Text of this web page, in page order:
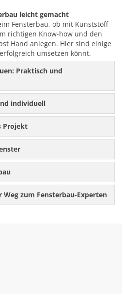
leicht gemacht
Fensterbau, ob mit Kunststoff
richtigen Know-how und den
Hand anlegen. Hier sind einige
umsetzen könnt.
Praktisch und
individuell
Projekt
Weg zum Fensterbau-Experten